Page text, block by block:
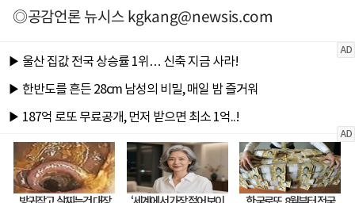
◎공감언론 뉴시스kgkang@newsis.com